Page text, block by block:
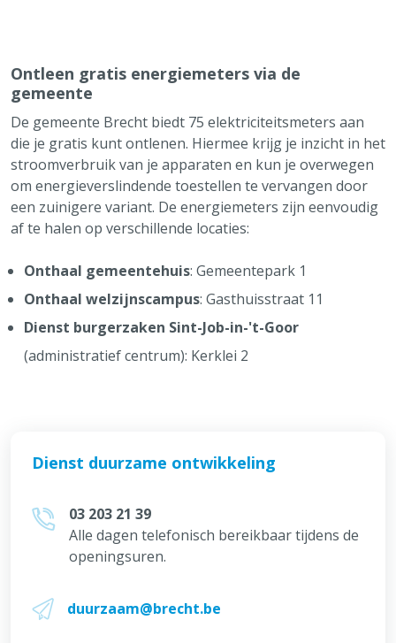
Ontleen gratis energiemeters via de
gemeente
De gemeente Brecht biedt 75 elektriciteitsmeters aan
die je gratis kunt ontlenen. Hiermee krijg je inzicht in het
stroomverbruik van je apparaten en kun je overwegen
om energieverslindende toestellen te vervangen door
een zuinigere variant. De energiemeters zijn eenvoudig
af te halen op verschillende locaties:
Onthaal gemeentehuis: Gemeentepark 1
Onthaal welzijnscampus: Gasthuisstraat 11
Dienst burgerzaken Sint-Job-in-'t-Goor
(administratief centrum): Kerklei 2
Dienst duurzame ontwikkeling
03 203 21 39
Alle dagen telefonisch bereikbaar tijdens de
openingsuren.
duurzaam@brecht.be